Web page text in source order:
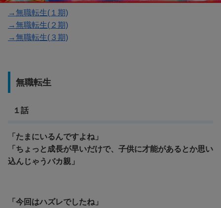
→無職転生(１期)
→無職転生(２期)
→無職転生(３期)
無職転生
１話
「たまにいるんですよね」
「ちょっと成長が早いだけで、子供に才能があるとか思い
込んじゃうバカ親」
「今回はハズレでしたね」